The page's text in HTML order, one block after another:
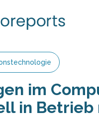
im
in Betrieb